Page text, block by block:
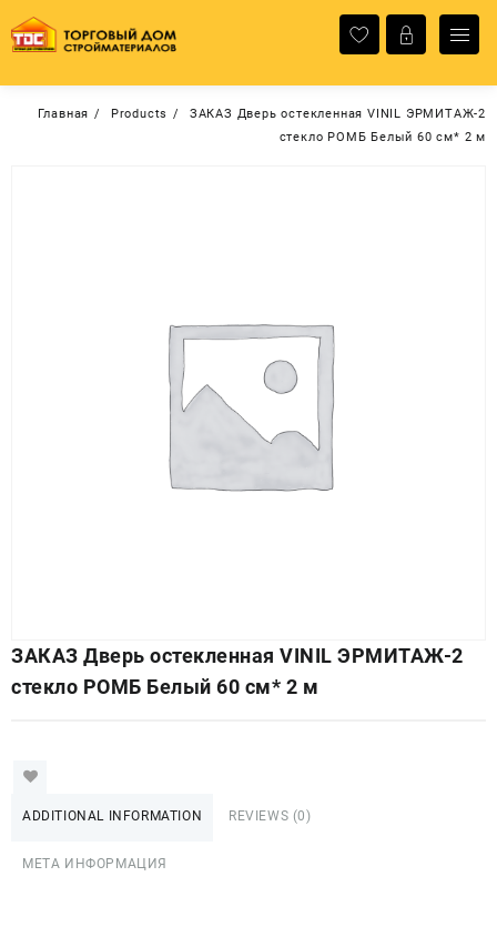
содержимому
Главная Products
ЗАКАЗ Дверь остекленная VINIL ЭРМИТАЖ-2
стекло РОМБ Белый 60 см* 2 м
ЗАКАЗ Дверь остекленная VINIL ЭРМИТАЖ-2
стекло РОМБ Белый 60 см* 2 м
ADDITIONAL INFORMATION REVIEWS (0)
МЕТА ИНФОРМАЦИЯ